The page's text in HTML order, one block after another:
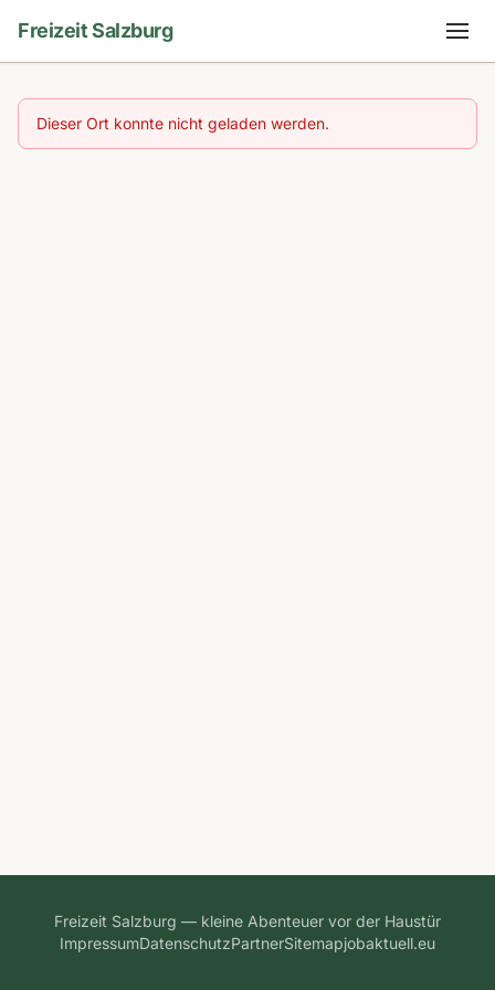
Freizeit Salzburg
Dieser Ort konnte nicht geladen werden.
Freizeit Salzburg — kleine Abenteuer vor der Haustür
ImpressumDatenschutzPartnerSitemapjobaktuell.eu